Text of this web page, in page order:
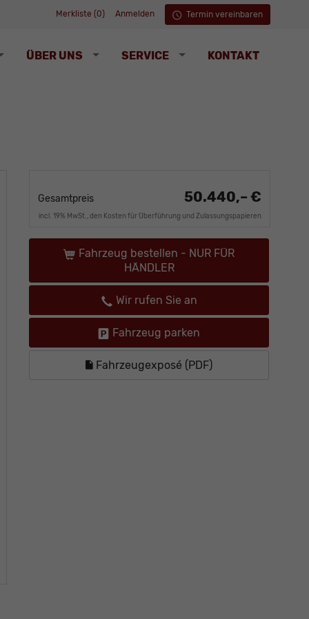
Merkliste (0) Anmelden Termin vereinbaren
ÜBER UNS SERVICE KONTAKT
Gesamtpreis 50.440,– €
incl. 19% MwSt., den Kosten für Überführung und Zulassungspapieren
Fahrzeug bestellen - NUR FÜR
HÄNDLER
Wir rufen Sie an
Fahrzeug parken
Fahrzeugexposé (PDF)